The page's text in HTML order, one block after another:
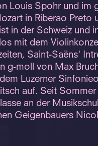
Louis Spohr und im
in Riberao Preto
in der Schweiz und
mit dem
Saint-Saëns'
g-moll von Max
Luzerner
auf. Seit Sommer
an der
Geigenbauers